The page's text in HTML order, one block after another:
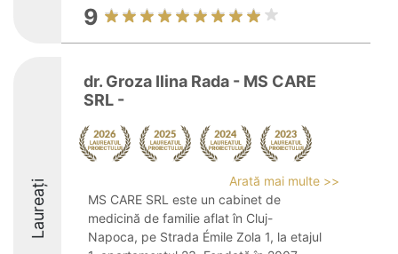
9
Laureați
dr. Groza Ilina Rada - MS CARE
SRL -
Arată mai multe >>
MS CARE SRL este un cabinet de
medicină de familie aflat în Cluj-
Napoca, pe Strada Émile Zola 1, la etajul